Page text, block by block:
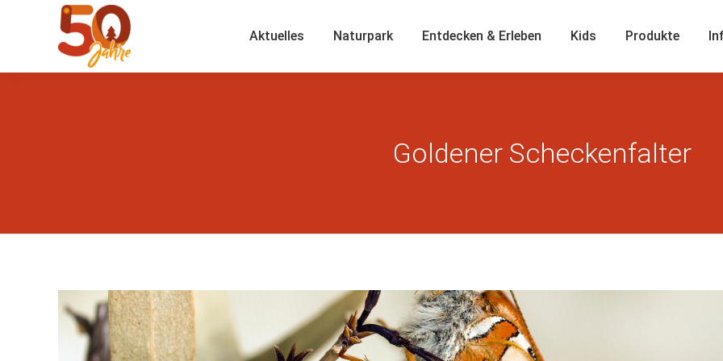
Aktuelles Naturpark Entdecken & Erleben Kids Produkte
Goldener Scheckenfalter